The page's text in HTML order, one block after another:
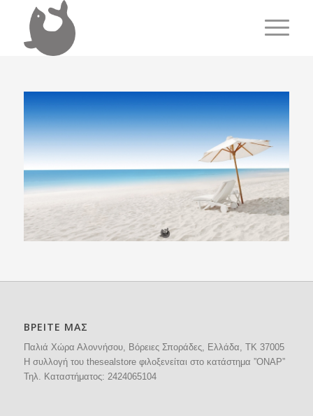
ΒΡΕΙΤΕ ΜΑΣ
Παλιά Χώρα Αλοννήσου, Βόρειες Σποράδες, Ελλάδα, ΤΚ 37005
H συλλογή του thesealstore φιλοξενείται στο κατάστημα ”ΟΝΑΡ”
Τηλ. Καταστήματος: 2424065104